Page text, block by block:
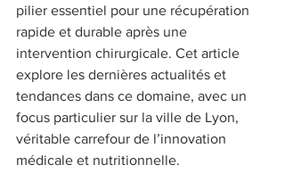
pilier essentiel pour une récupération
rapide et durable après une
intervention chirurgicale. Cet article
explore les dernières actualités et
tendances dans ce domaine, avec un
focus particulier sur la ville de Lyon,
véritable carrefour de l’innovation
médicale et nutritionnelle.